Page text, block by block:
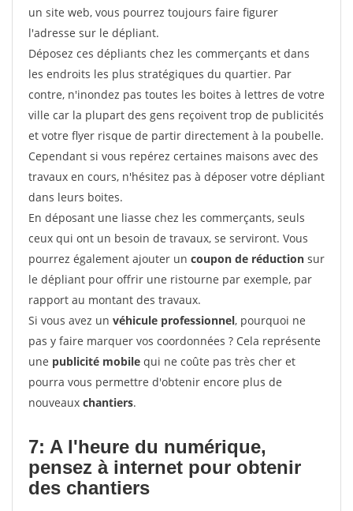
un site web, vous pourrez toujours faire figurer
l'adresse sur le dépliant.
Déposez ces dépliants chez les commerçants et dans
les endroits les plus stratégiques du quartier. Par
contre, n'inondez pas toutes les boites à lettres de votre
ville car la plupart des gens reçoivent trop de publicités
et votre flyer risque de partir directement à la poubelle.
Cependant si vous repérez certaines maisons avec des
travaux en cours, n'hésitez pas à déposer votre dépliant
dans leurs boites.
En déposant une liasse chez les commerçants, seuls
ceux qui ont un besoin de travaux, se serviront. Vous
pourrez également ajouter un coupon de réduction sur
le dépliant pour offrir une ristourne par exemple, par
rapport au montant des travaux.
Si vous avez un véhicule professionnel, pourquoi ne
pas y faire marquer vos coordonnées ? Cela représente
une publicité mobile qui ne coûte pas très cher et
pourra vous permettre d'obtenir encore plus de
nouveaux chantiers.
7: A l'heure du numérique,
pensez à internet pour obtenir
des chantiers